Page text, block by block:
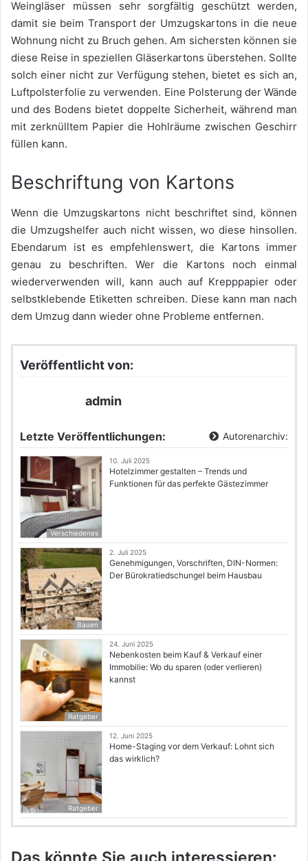
Weingläser müssen sehr sorgfältig geschützt werden,
damit sie beim Transport der Umzugskartons in die neue
Wohnung nicht zu Bruch gehen. Am sichersten können sie
diese Reise in speziellen Gläserkartons überstehen. Sollte
solch einer nicht zur Verfügung stehen, bietet es sich an,
Luftpolsterfolie zu verwenden. Eine Polsterung der Wände
und des Bodens bietet doppelte Sicherheit, während man
mit zerknülltem Papier die Hohlräume zwischen Geschirr
füllen kann.
Beschriftung von Kartons
Wenn die Umzugskartons nicht beschriftet sind, können
die Umzugshelfer auch nicht wissen, wo diese hinsollen.
Ebendarum ist es empfehlenswert, die Kartons immer
genau zu beschriften. Wer die Kartons noch einmal
wiederverwenden will, kann auch auf Krepppapier oder
selbstklebende Etiketten schreiben. Diese kann man nach
dem Umzug dann wieder ohne Probleme entfernen.
Veröffentlicht von:
admin
Letzte Veröffentlichungen: Autorenarchiv:
Verschiedenes
10. Juli 2025
Hotelzimmer gestalten – Trends und
Funktionen für das perfekte Gästezimmer
Bauen
2. Juli 2025
Genehmigungen, Vorschriften, DIN-Normen:
Der Bürokratiedschungel beim Hausbau
Ratgeber
24. Juni 2025
Nebenkosten beim Kauf & Verkauf einer
Immobilie: Wo du sparen (oder verlieren)
kannst
Ratgeber
12. Juni 2025
Home-Staging vor dem Verkauf: Lohnt sich
das wirklich?